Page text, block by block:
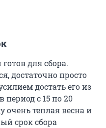
для сбора.
достаточно просто
достать его из
период с 15 по 20
очень теплая весна и
срок сбора